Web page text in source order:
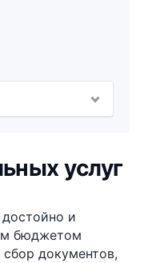
услуг
и
бюджетом
документов,